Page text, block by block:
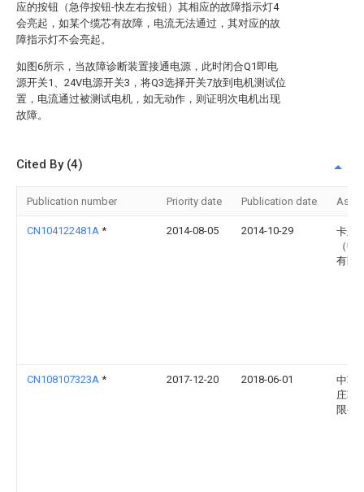
应的按钮（急停按钮-快左右按钮）其相应的故障指示灯4
会亮起，如某个缆芯有故障，电流无法通过，其对应的故
障指示灯不会亮起。
如图6所示，当故障诊断装置接通电源，此时闭合Q1即电
源开关1、24V电源开关3，将Q3选择开关7放到电机测试位
置，电流通过被测试电机，如无动作，则证明次电机出现
故障。
Cited By (4)
Publication number Priority date Publication date
CN104122481A * 2014-08-05 2014-10-29
卡尔
（中
有限
CN108107323A * 2017-12-20 2018-06-01
中车
庄车
限公